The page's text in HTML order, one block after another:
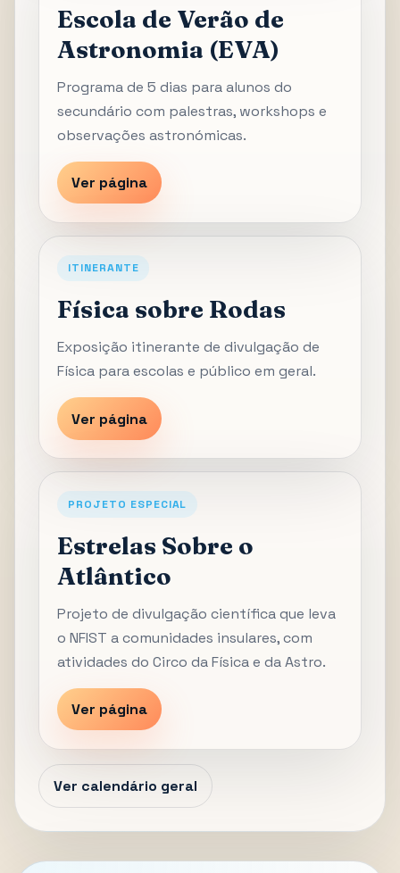
Escola de Verão de
Astronomia (EVA)
Programa de 5 dias para alunos do
secundário com palestras, workshops e
observações astronómicas.
Ver página
ITINERANTE
Física sobre Rodas
Exposição itinerante de divulgação de
Física para escolas e público em geral.
Ver página
PROJETO ESPECIAL
Estrelas Sobre o
Atlântico
Projeto de divulgação científica que leva
o NFIST a comunidades insulares, com
atividades do Circo da Física e da Astro.
Ver página
Ver calendário geral